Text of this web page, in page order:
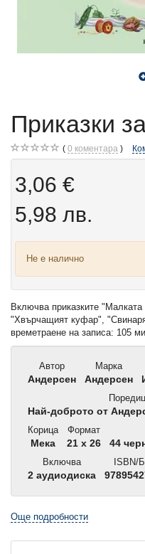
Приказки
0 коментара
3,06 €
5,98 лв.
Не е налично
Включва приказките
"Хвърчащият куфар",
времетраене на записа: 105
Автор
Андерсен
Марка
Андерсен
Най-доброто от
Корица
Мека
Формат
21 x 26
44
Включва
2 аудиодиска
ISBN/
Още подробности